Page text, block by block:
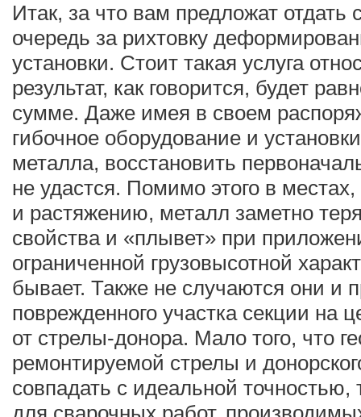
Итак, за что вам предложат
очередь за рихтовку
установки. Стоит такая услуга
результат, как говорится, будет
сумме. Даже имея в своем
гибочное оборудование и
металла, восстановить
не удастся. Помимо этого в
и растяжению, металл заметно
свойства и «плывет» при
ограниченной грузовысотной
бывает. Также не случаются они и
поврежденного участка секции на
от стрелы-донора. Мало того, что
ремонтируемой стрелы и
совпадать с идеальной